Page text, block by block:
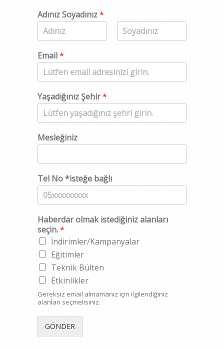
Adınız Soyadınız*
d
a
d
Email*
Yaşadığınız Şehir*
Mesleğiniz
Tel No *isteğe bağlı
Haberdar olmak istediğiniz alanları
seçin.*
İndirimler/Kampanyalar
Eğitimler
Teknik Bülten
Etkinlikler
Gereksiz email almamanız için ilgilendiğiniz
alanları seçmelisiniz.
GÖNDER